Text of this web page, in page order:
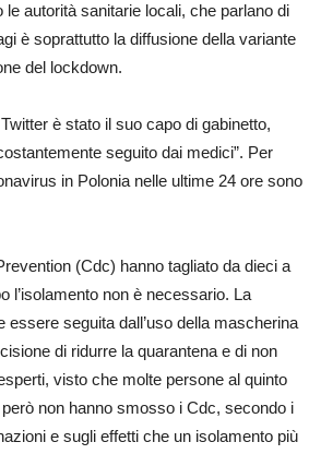
le autorità sanitarie locali, che parlano di
è soprattutto la diffusione della variante
del lockdown.
è stato il suo capo di gabinetto,
seguito dai medici”. Per
in Polonia nelle ultime 24 ore sono
(Cdc) hanno tagliato da dieci a
l’isolamento non è necessario. La
seguita dall’uso della mascherina
di ridurre la quarantena e di non
visto che molte persone al quinto
non hanno smosso i Cdc, secondo i
e sugli effetti che un isolamento più